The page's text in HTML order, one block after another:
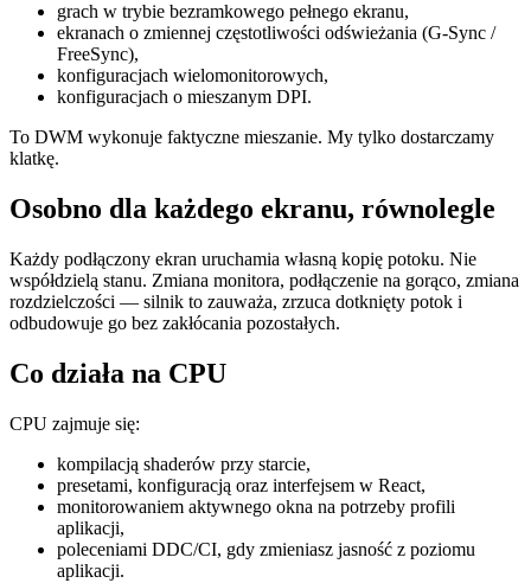
grach w trybie bezramkowego pełnego ekranu,
ekranach o zmiennej częstotliwości odświeżania (G-Sync /
FreeSync),
konfiguracjach wielomonitorowych,
konfiguracjach o mieszanym DPI.
To DWM wykonuje faktyczne mieszanie. My tylko dostarczamy
klatkę.
Osobno dla każdego ekranu, równolegle
Każdy podłączony ekran uruchamia własną kopię potoku. Nie
współdzielą stanu. Zmiana monitora, podłączenie na gorąco, zmiana
rozdzielczości — silnik to zauważa, zrzuca dotknięty potok i
odbudowuje go bez zakłócania pozostałych.
Co działa na CPU
CPU zajmuje się:
kompilacją shaderów przy starcie,
presetami, konfiguracją oraz interfejsem w React,
monitorowaniem aktywnego okna na potrzeby profili
aplikacji,
poleceniami DDC/CI, gdy zmieniasz jasność z poziomu
aplikacji.